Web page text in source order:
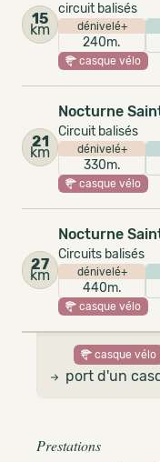
15
km
circuit balisés
dénivelé+
240m.
casque vélo
21
km
Nocturne
Circuit balisés
dénivelé+
330m.
casque vélo
27
km
Nocturne
Circuits balisés
dénivelé+
440m.
casque vélo
casque vélo
port d'un
Prestations